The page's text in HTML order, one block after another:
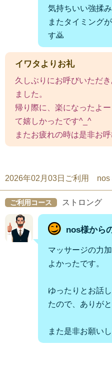
気持ちいい強揉
またタイミング
す🙇
イワタよりお礼
久しぶりにお呼びいただ
ました。
帰り際に、楽になったよ
て嬉しかったです^_^
またお疲れの時は是非お呼
2026年02月03日ご利用 nos
ご利用コース ストロング
nos様から
マッサージの力
よかったです。
ゆったりとお話
たので、ありが
また是非お願い